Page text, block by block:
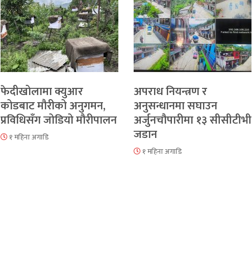
फेदीखोलामा क्युआर
कोडबाट मौरीको अनुगमन,
प्रविधिसँग जोडियो मौरीपालन
१ महिना अगाडि
अपराध नियन्त्रण र
अनुसन्धानमा सघाउन
अर्जुनचौपारीमा १३ सीसीटीभी
जडान
१ महिना अगाडि